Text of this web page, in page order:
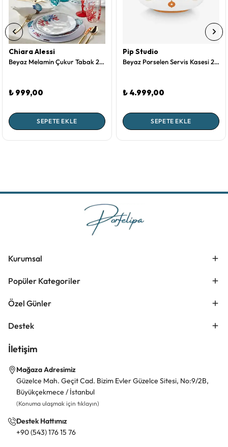
Chiara Alessi
Beyaz Melamin Çukur Tabak 23 Cm Bambu Collection by Chiara Alessi
₺ 999,00
SEPETE EKLE
Pip Studio
Beyaz Porselen Servis Kasesi 23 Cm Royal Gold White Collection by Pip Studio
₺ 4.999,00
SEPETE EKLE
Kurumsal
Popüler Kategoriler
Özel Günler
Destek
İletişim
Mağaza Adresimiz
Güzelce Mah. Geçit Cad. Bizim Evler Güzelce Sitesi, No:9/2B,
Büyükçekmece / İstanbul
(Konuma ulaşmak için tıklayın)
Destek Hattımız
+90 (543) 176 15 76